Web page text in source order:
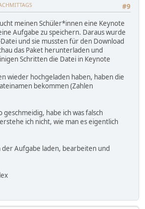
#9
meinen Schüler*innen eine Keynote
Aufgabe zu speichern. Daraus wurde
und sie mussten für den Download
das Paket herunterladen und
Schritten die Datei in Keynote
wieder hochgeladen haben, haben die
bekommen (Zahlen
geschmeidig, habe ich was falsch
ich nicht, wie man es eigentlich
der Aufgabe laden, bearbeiten und